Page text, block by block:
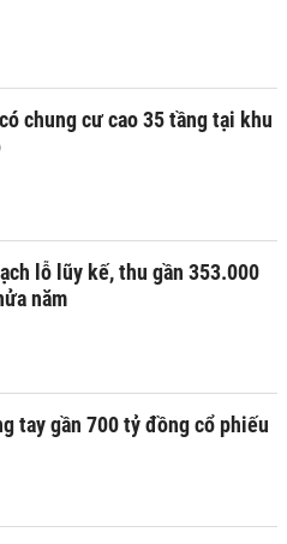
chung cư cao 35 tầng tại khu
lỗ lũy kế, thu gần 353.000
năm
tay gần 700 tỷ đồng cổ phiếu